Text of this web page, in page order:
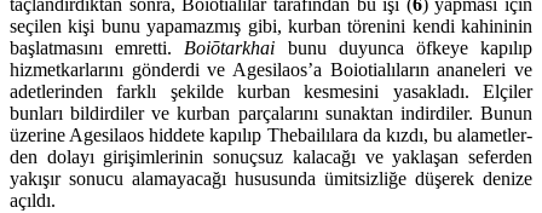
taçlandır­dık­tan sonra, Boio­tialılar tarafın­dan bu işi (6) yapması için
seçilen kişi bunu yapamazmış gibi, kurban törenini kendi kahininin
başlatmasını emretti. Boiōtar­khai bunu duyunca öfkeye kapılıp
hizmetkarla­rını gönder­di ve Agesilaos’a Boio­tialıların ananeleri ve
adetlerinden farklı şekilde kurban kesmesini yasakladı. Elçiler
bunları bil­dirdiler ve kurban parçalarını sunaktan in­dirdiler. Bunun
üze­rine Agesi­laos hiddete kapılıp Thebailılara da kızdı, bu ala­metler­
den dolayı girişimle­rinin sonuçsuz kalacağı ve yaklaşan seferden
yakışır sonucu alama­yacağı hususunda ümitsizliğe düşerek denize
açıldı.